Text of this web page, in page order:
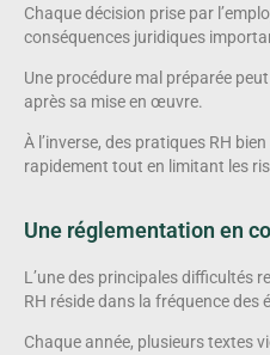
Chaque décision prise par
conséquences juridiques
Une procédure mal préparée
après sa mise en œuvre.
À l’inverse, des pratiques RH
rapidement tout en limitant les
Une réglementation en
L’une des principales difficultés
RH réside dans la fréquence des
Chaque année, plusieurs textes